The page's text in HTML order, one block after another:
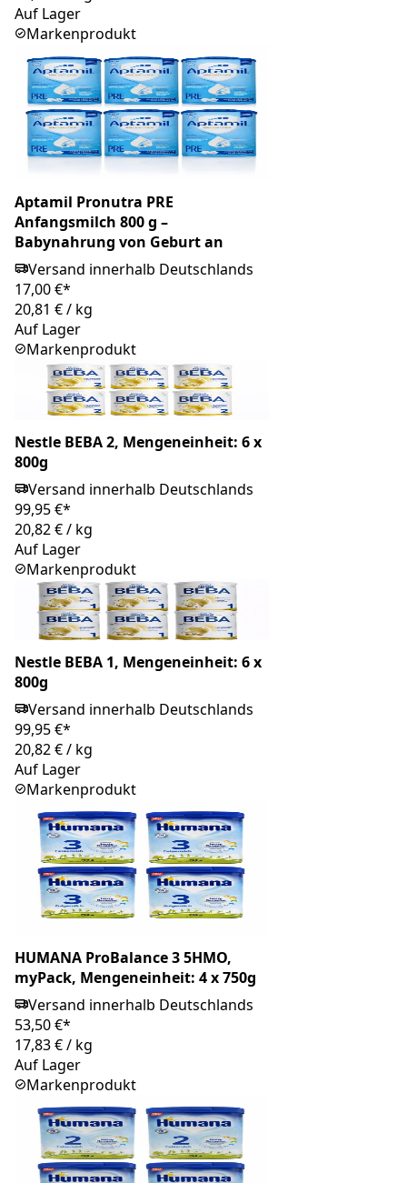
Auf Lager
Markenprodukt
Aptamil Pronutra PRE
Anfangsmilch 800 g –
Babynahrung von Geburt an
Versand innerhalb Deutschlands
17,00 €*
20,81 €/ kg
Auf Lager
Markenprodukt
Nestle BEBA 2, Mengeneinheit: 6 x
800g
Versand innerhalb Deutschlands
99,95 €*
20,82 €/ kg
Auf Lager
Markenprodukt
Nestle BEBA 1, Mengeneinheit: 6 x
800g
Versand innerhalb Deutschlands
99,95 €*
20,82 €/ kg
Auf Lager
Markenprodukt
HUMANA ProBalance 3 5HMO,
myPack, Mengeneinheit: 4 x 750g
Versand innerhalb Deutschlands
53,50 €*
17,83 €/ kg
Auf Lager
Markenprodukt